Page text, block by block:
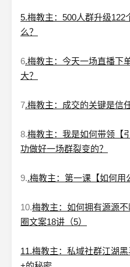
5.梅教主：500人群升级122
么？
6.梅教主：今天一场直播下
大？
7.梅教主：成交的关键是信
8.梅教主：我是如何带领【
功做好一场群裂变的？
9..梅教主：第一课【如何
10.梅教主：如何拥有源源
圈文案18讲（5）
11.梅教主：私域社群江湖